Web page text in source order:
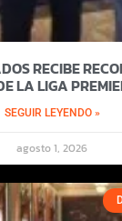
RECIBE
LA LIGA
SEGUIR LEYENDO »
agosto 1, 2026